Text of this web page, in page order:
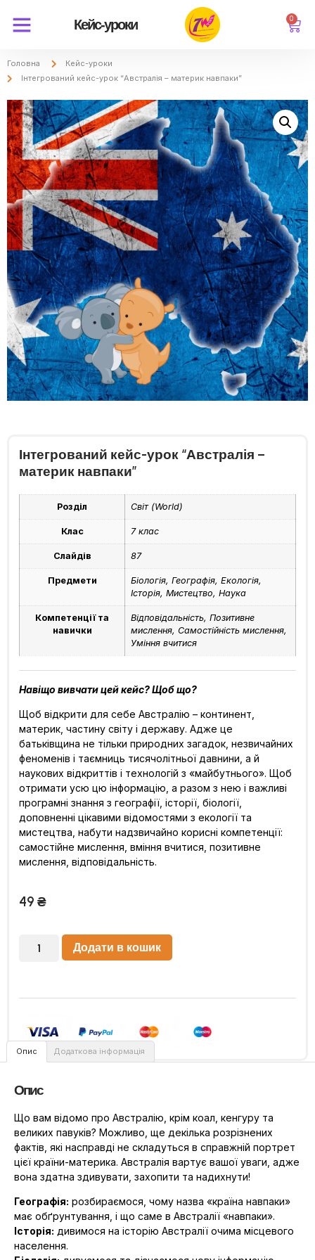
Кейс-уроки 0
Головна
Кейс-уроки
Інтегрований кейс-урок “Австралія – материк навпаки”
Інтегрований кейс-урок “Австралія –
материк навпаки”
Розділ Світ (World)
Клас 7 клас
Слайдів 87
Предмети
Біологія, Географія, Екологія,
Історія, Мистецтво, Наука
Компетенції та
навички
Відповідальність, Позитивне
мислення, Самостійність мислення,
Уміння вчитися
Навіщо вивчати цей кейс? Щоб що?
Щоб відкрити для себе Австралію – континент,
материк, частину світу і державу. Адже це
батьківщина не тільки природних загадок, незвичайних
феноменів і таємниць тисячолітньої давнини, а й
наукових відкриттів і технологій з «майбутнього». Щоб
отримати усю цю інформацію, а разом з нею і важливі
програмні знання з географії, історії, біології,
доповненні цікавими відомостями з екології та
мистецтва, набути надзвичайно корисні компетенції:
самостійне мислення, вміння вчитися, позитивне
мислення, відповідальність.
49 ₴
Додати в кошик
Опис Додаткова інформація
Опис
Що вам відомо про Австралію, крім коал, кенгуру та
великих павуків? Можливо, ще декілька розрізнених
фактів, які насправді не складуться в справжній портрет
цієї країни-материка. Австралія вартує вашої уваги, адже
вона здатна здивувати, захопити та надихнути!
Географія: розбираємося, чому назва «країна навпаки»
має обґрунтування, і що саме в Австралії «навпаки».
Історія: дивимося на історію Австралії очима місцевого
населення.